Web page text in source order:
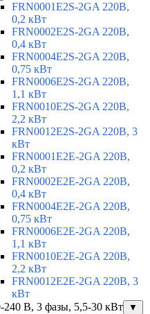
FRN0001E2S-2GA 220В,
0,2 кВт
FRN0002E2S-2GA 220В,
0,4 кВт
FRN0004E2S-2GA 220В,
0,75 кВт
FRN0006E2S-2GA 220В,
1,1 кВт
FRN0010E2S-2GA 220В,
2,2 кВт
FRN0012E2S-2GA 220В, 3
кВт
FRN0001E2E-2GA 220В,
0,2 кВт
FRN0002E2E-2GA 220В,
0,4 кВт
FRN0004E2E-2GA 220В,
0,75 кВт
FRN0006E2E-2GA 220В,
1,1 кВт
FRN0010E2E-2GA 220В,
2,2 кВт
FRN0012E2E-2GA 220В, 3
кВт
240 В, 3 фазы, 5,5-30 кВт
▼